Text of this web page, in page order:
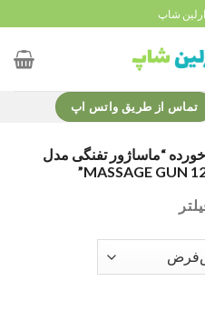
شاپ
تماس از طریق واتس اپ
“ماساژور تفنگی مدل
MASSAGE GUN